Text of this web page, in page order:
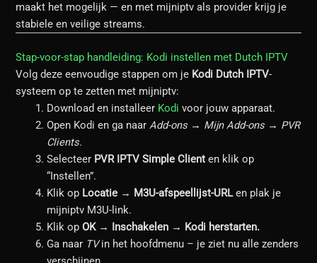
maakt het mogelijk — en met mijniptv als provider krijg je
stabiele en veilige streams.
Stap-voor-stap handleiding: Kodi instellen met Dutch IPTV
Volg deze eenvoudige stappen om je Kodi Dutch IPTV-
systeem op te zetten met mijniptv:
Download en installeer Kodi voor jouw apparaat.
Open Kodi en ga naarAdd-ons → Mijn Add-ons → PVR
Clients.
Selecteer PVR IPTV Simple Client en klik op
“Instellen”.
Klik op Locatie → M3U-afspeellijst-URLen plak je
mijniptv M3U-link.
Klik opOK → Inschakelen → Kodi herstarten.
Ga naar TVin het hoofdmenu – je ziet nu alle zenders